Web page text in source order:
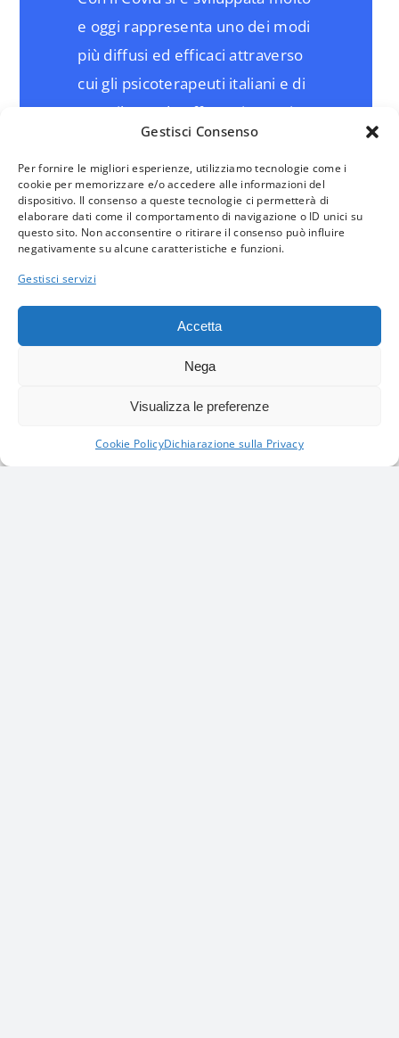
Gestisci Consenso
Per fornire le migliori esperienze, utilizziamo tecnologie come i
cookie per memorizzare e/o accedere alle informazioni del
dispositivo. Il consenso a queste tecnologie ci permetterà di
elaborare dati come il comportamento di navigazione o ID unici su
questo sito. Non acconsentire o ritirare il consenso può influire
negativamente su alcune caratteristiche e funzioni.
Gestisci servizi
Accetta
Nega
Visualizza le preferenze
Cookie PolicyDichiarazione sulla Privacy
e oggi rappresenta uno dei modi
più diffusi ed efficaci attraverso
cui gli psicoterapeuti italiani e di
tutto il mondo offrono i propri
servizi alle persone che ne
hanno bisogno.
Ogni percorso e ogni incontro si
svolge in modo simile a quanto
avviene in presenza, sempre
concordato tra terapeuta e
paziente in termini di cadenza e
SCOPRI DI PIÙ